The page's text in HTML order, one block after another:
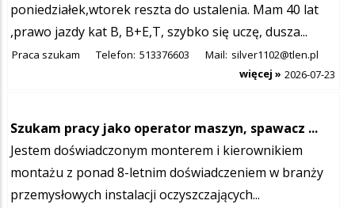
poniedziałek,wtorek reszta do ustalenia. Mam 40 lat
,prawo jazdy kat B, B+E,T, szybko się uczę, dusza...
Praca szukam Telefon: 513376603 Mail: silver1102@tlen.pl
2026-07-23
więcej »
Szukam pracy jako operator maszyn, spawacz ...
Jestem doświadczonym monterem i kierownikiem
montażu z ponad 8-letnim doświadczeniem w branży
przemysłowych instalacji oczyszczających...